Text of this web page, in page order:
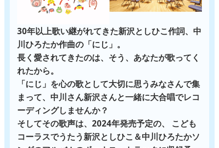
30年以上歌い継がれてきた新沢としひこ作詞、中
川ひろたか作曲の「にじ」。
長く愛されてきたのは、そう、あなたが歌ってく
れたから。
「にじ」を心の歌として大切に思うみなさんで集
まって、中川さん新沢さんと一緒に大合唱でレコ
ーディングしませんか？
そしてその歌声は、2024年発売予定の、
こども
コーラスでうたう新沢としひこ＆中川ひろたかソ